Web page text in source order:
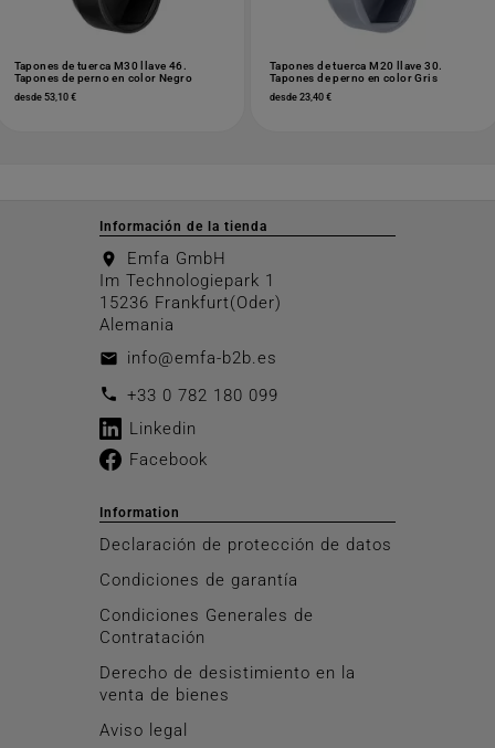
Tapones de tuerca M30 llave 46.
Tapones de perno en color Negro
desde 53,10 €
Tapones de tuerca M20 llave 30.
Tapones de perno en color Gris
desde 23,40 €
Información de la tienda
location_on
Emfa GmbH
Im Technologiepark 1
15236 Frankfurt(Oder)
Alemania
email info@emfa-b2b.es
call +33 0 782 180 099
Linkedin
Facebook
Information
Declaración de protección de datos
Condiciones de garantía
Condiciones Generales de
Contratación
Derecho de desistimiento en la
venta de bienes
Aviso legal